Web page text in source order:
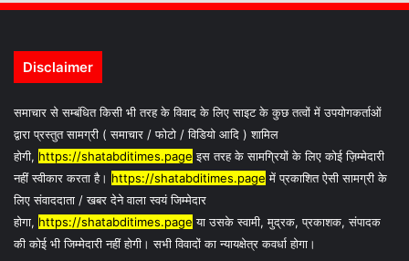
Disclaimer
समाचार से सम्बंधित किसी भी तरह के विवाद के लिए साइट के कुछ तत्वों में उपयोगकर्ताओं
द्वारा प्रस्तुत सामग्री ( समाचार / फोटो / विडियो आदि ) शामिल
होगी, https://shatabditimes.page इस तरह के सामग्रियों के लिए कोई ज़िम्मेदारी
नहीं स्वीकार करता है। https://shatabditimes.page में प्रकाशित ऐसी सामग्री के
लिए संवाददाता / खबर देने वाला स्वयं जिम्मेदार
होगा, https://shatabditimes.page या उसके स्वामी, मुद्रक, प्रकाशक, संपादक
की कोई भी जिम्मेदारी नहीं होगी। सभी विवादों का न्यायक्षेत्र कवर्धा होगा।